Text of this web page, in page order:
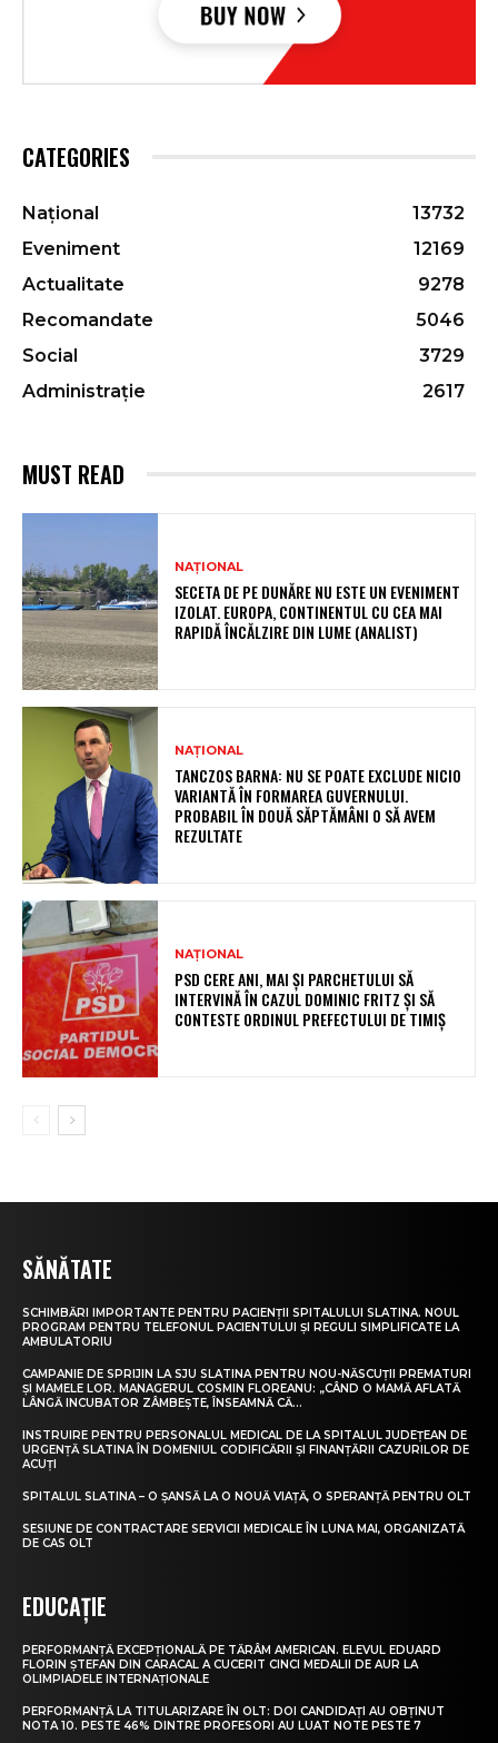
CATEGORIES
Național
13732
Eveniment
12169
Actualitate
9278
Recomandate
5046
Social
3729
Administrație
2617
MUST READ
NAȚIONAL
SECETA DE PE DUNĂRE NU ESTE UN EVENIMENT
IZOLAT. EUROPA, CONTINENTUL CU CEA MAI
RAPIDĂ ÎNCĂLZIRE DIN LUME (ANALIST)
NAȚIONAL
TANCZOS BARNA: NU SE POATE EXCLUDE NICIO
VARIANTĂ ÎN FORMAREA GUVERNULUI.
PROBABIL ÎN DOUĂ SĂPTĂMÂNI O SĂ AVEM
REZULTATE
NAȚIONAL
PSD CERE ANI, MAI ȘI PARCHETULUI SĂ
INTERVINĂ ÎN CAZUL DOMINIC FRITZ ȘI SĂ
CONTESTE ORDINUL PREFECTULUI DE TIMIȘ
SĂNĂTATE
SCHIMBĂRI IMPORTANTE PENTRU PACIENȚII SPITALULUI SLATINA. NOUL
PROGRAM PENTRU TELEFONUL PACIENTULUI ȘI REGULI SIMPLIFICATE LA
AMBULATORIU
CAMPANIE DE SPRIJIN LA SJU SLATINA PENTRU NOU-NĂSCUȚII PREMATURI
ȘI MAMELE LOR. MANAGERUL COSMIN FLOREANU: „CÂND O MAMĂ AFLATĂ
LÂNGĂ INCUBATOR ZÂMBEȘTE, ÎNSEAMNĂ CĂ...
INSTRUIRE PENTRU PERSONALUL MEDICAL DE LA SPITALUL JUDEȚEAN DE
URGENȚĂ SLATINA ÎN DOMENIUL CODIFICĂRII ȘI FINANȚĂRII CAZURILOR DE
ACUȚI
SPITALUL SLATINA – O ȘANSĂ LA O NOUĂ VIAȚĂ, O SPERANȚĂ PENTRU OLT
SESIUNE DE CONTRACTARE SERVICII MEDICALE ÎN LUNA MAI, ORGANIZATĂ
DE CAS OLT
EDUCAȚIE
PERFORMANȚĂ EXCEPȚIONALĂ PE TĂRÂM AMERICAN. ELEVUL EDUARD
FLORIN ȘTEFAN DIN CARACAL A CUCERIT CINCI MEDALII DE AUR LA
OLIMPIADELE INTERNAȚIONALE
PERFORMANȚĂ LA TITULARIZARE ÎN OLT: DOI CANDIDAȚI AU OBȚINUT
NOTA 10. PESTE 46% DINTRE PROFESORI AU LUAT NOTE PESTE 7